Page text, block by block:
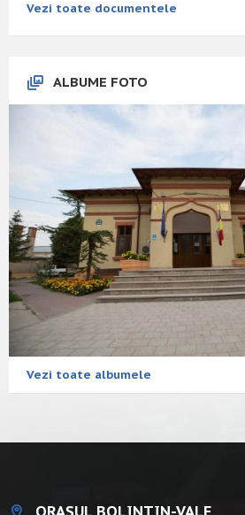
Vezi toate documentele
ALBUME FOTO
Vezi toate albumele